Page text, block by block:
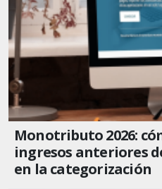
Monotributo 2026:
ingresos anteriores
en la categorización